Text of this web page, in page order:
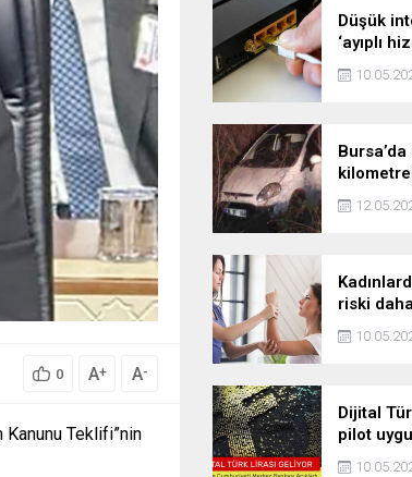
0 A+ A-
Teklifi”nin
Düşük
‘ayıplı
Bursa’da
riski
Dijital
pilot